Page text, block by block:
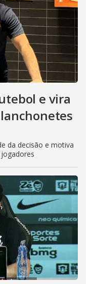
e vira
da decisão e motiva